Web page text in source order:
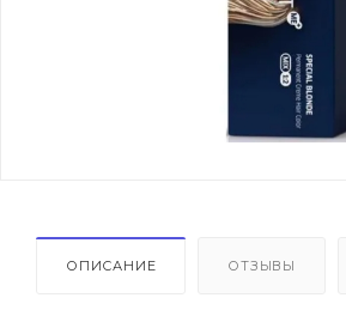
ОПИСАНИЕ ОТЗЫВЫ